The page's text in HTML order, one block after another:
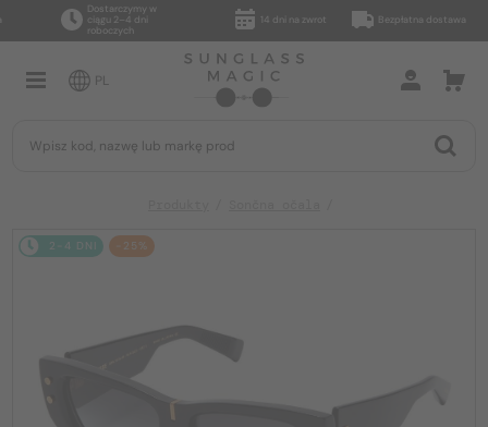
Dostarczymy w
ciągu 2–4 dni
roboczych
14 dni na zwrot Bezpłatna dostawa
PL
2-4 DNI -25%